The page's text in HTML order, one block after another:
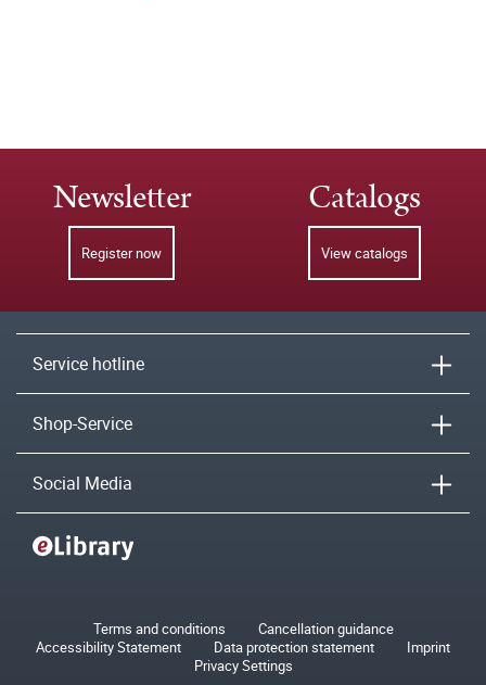
Newsletter
Register now
Catalogs
View catalogs
Service hotline
Shop-Service
Social Media
Terms and conditions
Cancellation guidance
Accessibility Statement
Data protection statement
Imprint
Privacy Settings